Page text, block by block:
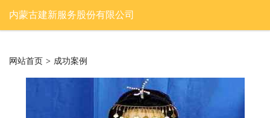
内蒙古建新服务股份有限公司
网站首页 > 成功案例